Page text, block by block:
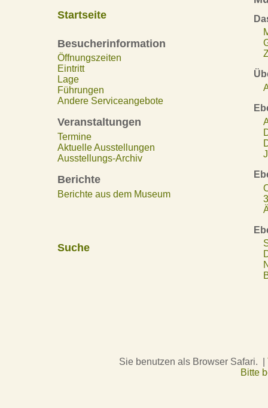
Startseite
Besucherinformation
Öffnungszeiten
Eintritt
Lage
Führungen
Andere Serviceangebote
Veranstaltungen
Termine
Aktuelle Ausstellungen
Ausstellungs-Archiv
Berichte
Berichte aus dem Museum
Suche
Sie benutzen als Browser Safari. |
Bitte